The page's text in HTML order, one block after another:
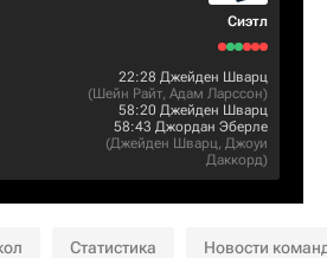
Сиэтл
22:28 Джейден Шварц
(Шейн Райт, Адам Ларссон)
58:20 Джейден Шварц
58:43 Джордан Эберле
(Джейден Шварц, Джоуи
Даккорд)
Статистика Новости